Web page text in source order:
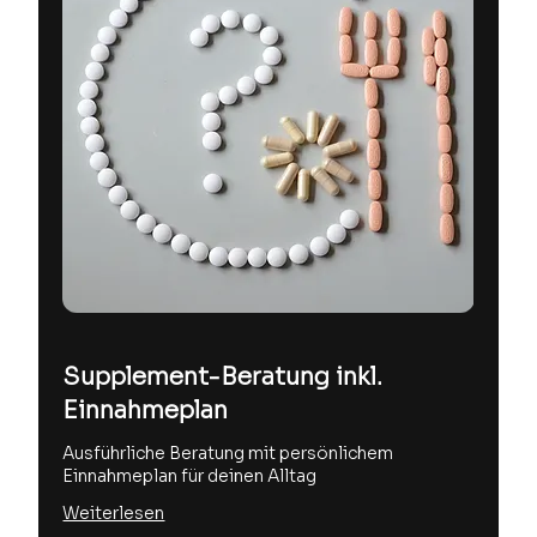
Supplement-Beratung inkl.
Einnahmeplan
Ausführliche Beratung mit persönlichem
Einnahmeplan für deinen Alltag
Weiterlesen